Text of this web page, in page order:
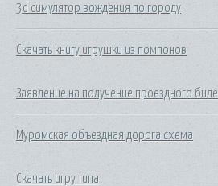
3d симулятор вождения по городу
Скачать книгу игрушки из помпонов
Заявление на получение проездного
Муромская объездная дорога схема
Скачать игру типа